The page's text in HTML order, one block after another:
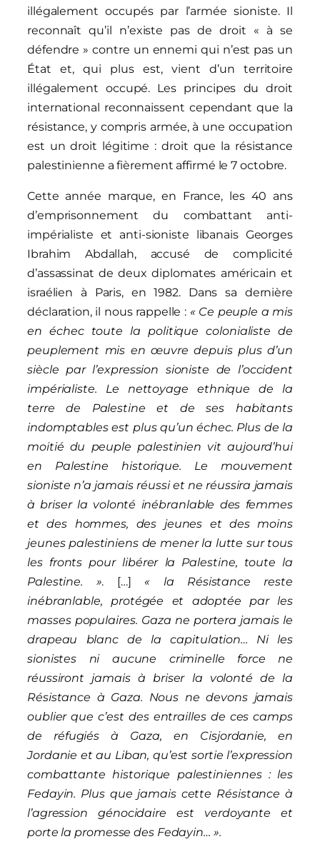
illégalement occupés par l’armée sioniste. Il
reconnaît qu’il n’existe pas de droit « à se
défendre » contre un ennemi qui n’est pas un
État et, qui plus est, vient d’un territoire
illégalement occupé. Les principes du droit
international reconnaissent cependant que la
résistance, y compris armée, à une occupation
est un droit légitime : droit que la résistance
palestinienne a fièrement affirmé le 7 octobre.
Cette année marque, en France, les 40 ans
d’emprisonnement du combattant anti-
impérialiste et anti-sioniste libanais Georges
Ibrahim Abdallah, accusé de complicité
d’assassinat de deux diplomates américain et
israélien à Paris, en 1982. Dans sa dernière
déclaration, il nous rappelle : « Ce peuple a mis
en échec toute la politique colonialiste de
peuplement mis en œuvre depuis plus d’un
siècle par l’expression sioniste de l’occident
impérialiste. Le nettoyage ethnique de la
terre de Palestine et de ses habitants
indomptables est plus qu’un échec. Plus de la
moitié du peuple palestinien vit aujourd’hui
en Palestine historique. Le mouvement
sioniste n’a jamais réussi et ne réussira jamais
à briser la volonté inébranlable des femmes
et des hommes, des jeunes et des moins
jeunes palestiniens de mener la lutte sur tous
les fronts pour libérer la Palestine, toute la
Palestine. ». […] « la Résistance reste
inébranlable, protégée et adoptée par les
masses populaires. Gaza ne portera jamais le
drapeau blanc de la capitulation… Ni les
sionistes ni aucune criminelle force ne
réussiront jamais à briser la volonté de la
Résistance à Gaza. Nous ne devons jamais
oublier que c’est des entrailles de ces camps
de réfugiés à Gaza, en Cisjordanie, en
Jordanie et au Liban, qu’est sortie l’expression
combattante historique palestiniennes :les
Fedayin. Plus que jamais cette Résistance à
l’agression génocidaire est verdoyante et
porte la promesse des Fedayin… ».